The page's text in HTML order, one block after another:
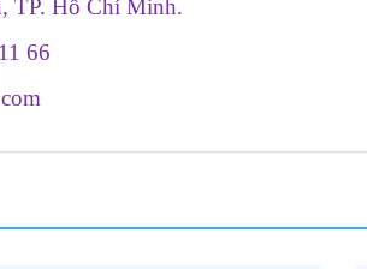
TP. Hồ Chí Minh.
66